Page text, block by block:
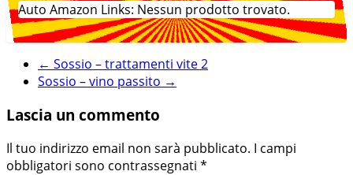
Auto Amazon Links: Nessun prodotto trovato.
← Sossio – trattamenti vite 2
Sossio – vino passito →
Lascia un commento
Il tuo indirizzo email non sarà pubblicato. I campi
obbligatori sono contrassegnati *